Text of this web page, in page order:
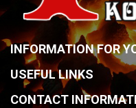
INFORMATION FOR
USEFUL LINKS
CONTACT